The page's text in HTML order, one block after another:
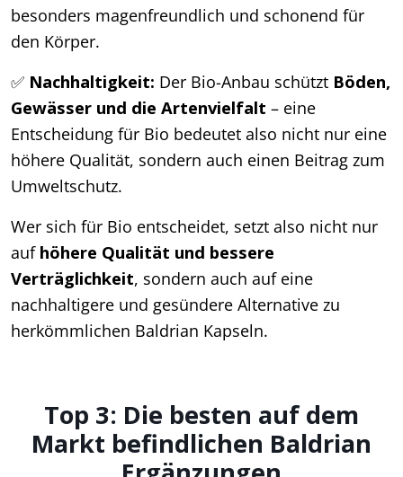
besonders magenfreundlich und schonend für
den Körper.
✅ Nachhaltigkeit: Der Bio-Anbau schützt Böden,
Gewässer und die Artenvielfalt – eine
Entscheidung für Bio bedeutet also nicht nur eine
höhere Qualität, sondern auch einen Beitrag zum
Umweltschutz.
Wer sich für Bio entscheidet, setzt also nicht nur
auf höhere Qualität und bessere
Verträglichkeit, sondern auch auf eine
nachhaltigere und gesündere Alternative zu
herkömmlichen Baldrian Kapseln.
Top 3: Die besten auf dem
Markt befindlichen Baldrian